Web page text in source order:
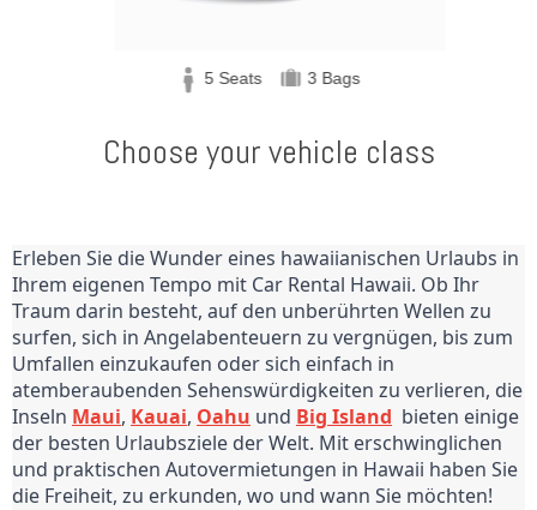
5 Seats 3 Bags
Choose your vehicle class
Erleben Sie die Wunder eines hawaiianischen Urlaubs in
Ihrem eigenen Tempo mit Car Rental Hawaii. Ob Ihr
Traum darin besteht, auf den unberührten Wellen zu
surfen, sich in Angelabenteuern zu vergnügen, bis zum
Umfallen einzukaufen oder sich einfach in
atemberaubenden Sehenswürdigkeiten zu verlieren, die
Inseln Maui, Kauai, Oahu und Big Island
  bieten einige
der besten Urlaubsziele der Welt. Mit erschwinglichen
und praktischen Autovermietungen in Hawaii haben Sie
die Freiheit, zu erkunden, wo und wann Sie möchten!